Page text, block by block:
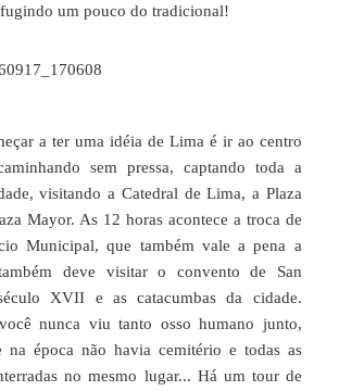
um pouco do tradicional!
a ter uma idéia de Lima é ir ao centro
sem pressa, captando toda a
visitando a Catedral de Lima, a Plaza
Mayor. As 12 horas acontece a troca de
Municipal, que também vale a pena a
deve visitar o convento de San
XVII e as catacumbas da cidade.
nunca viu tanto osso humano junto,
na época não havia cemitério e todas as
no mesmo lugar... Há um tour de